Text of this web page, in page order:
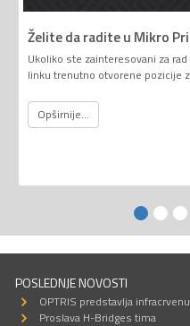
Želite da radite u Mikro
Ukoliko ste zainteresovani za
linku trenutno otvorene pozicije
Opširnije...
POSLEDNJE NOVOSTI
OPTRIS predstavlja
Proslava H-Bridges tima